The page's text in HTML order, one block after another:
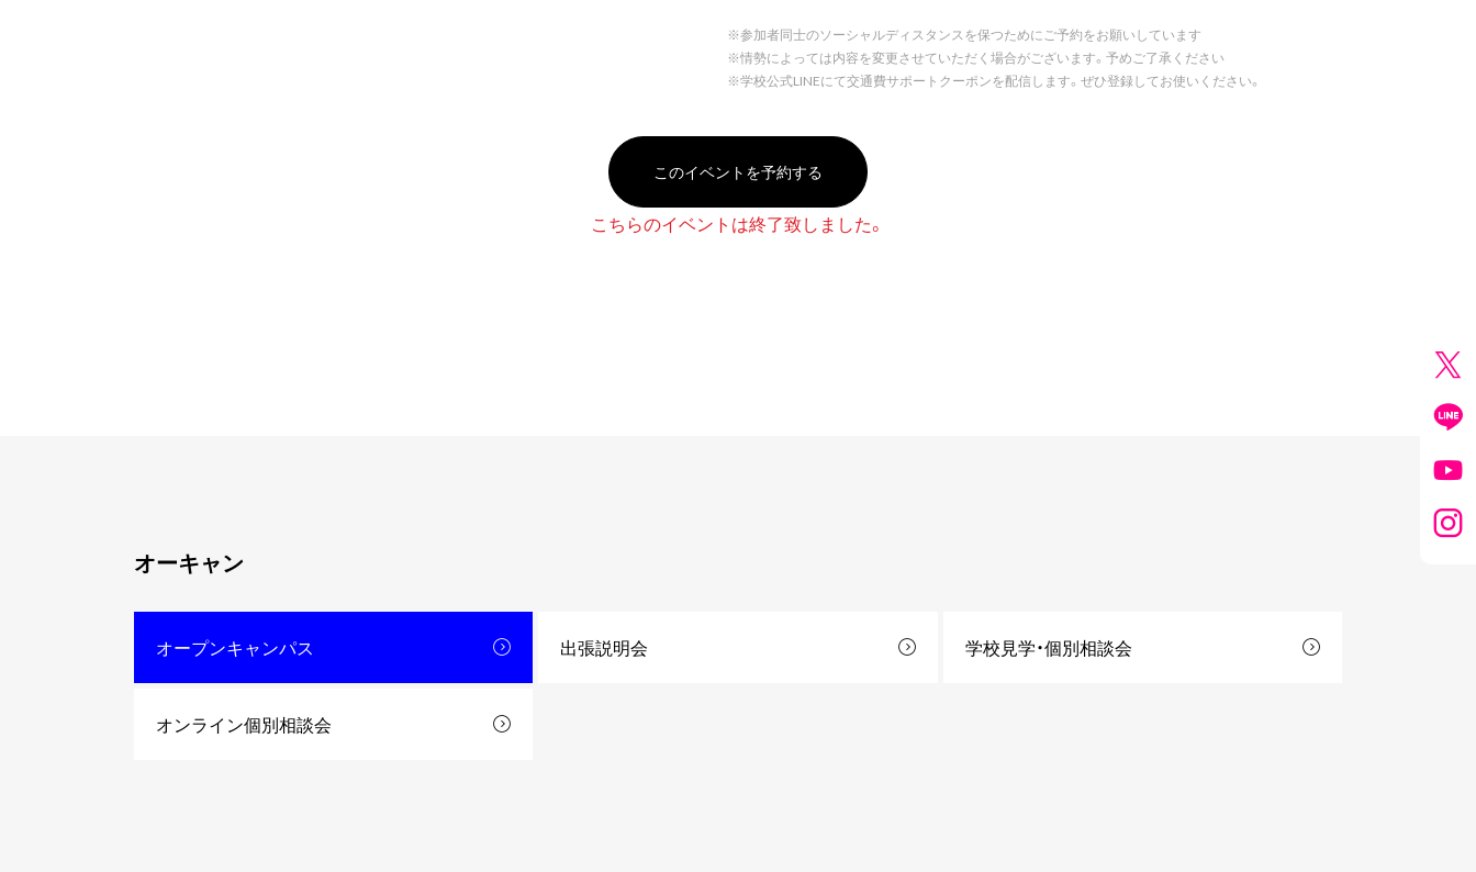
※参加者同士のソーシャルディスタンスを保つためにご予約をお願いしています
※情勢によっては内容を変更させていただく場合がございます。予めご了承ください
※学校公式LINEにて交通費サポートクーポンを配信します。ぜひ登録してお使いください。
このイベントを予約する
こちらのイベントは終了致しました。
オーキャン
オープンキャンパス 出張説明会 学校見学・個別相談会
オンライン個別相談会